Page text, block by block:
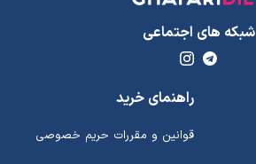
شبکه های اجتماعی
راهنمای خرید
قوانین و مقررات حریم خصوصی